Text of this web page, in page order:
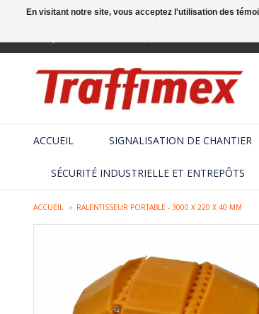
ACCUEIL SIGNALISATION DE CHANTIER
SÉCURITÉ INDUSTRIELLE ET ENTREPÔTS
ACCUEIL RALENTISSEUR PORTABLE - 3000 X 220 X 40 MM
En visitant notre site, vous acceptez l'utilisation des